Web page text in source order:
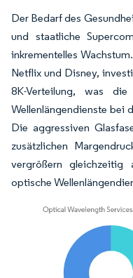
Der Bedarf des
und staatliche
inkrementelles
Netflix und Disney,
8K-Verteilung, was
Wellenlängendienste bei
Die aggressiven
zusätzlichen
vergrößern
optische